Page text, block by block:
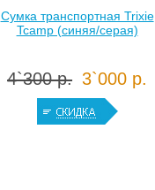
Сумка транспортная Trixie
Tcamp (синяя/серая)
4`300 р. 3`000 р.